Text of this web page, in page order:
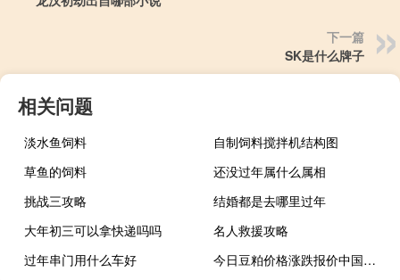
下一篇
SK是什么牌子
相关问题
淡水鱼饲料
自制饲料搅拌机结构图
草鱼的饲料
还没过年属什么属相
挑战三攻略
结婚都是去哪里过年
大年初三可以拿快递吗吗
名人救援攻略
过年串门用什么车好
今日豆粕价格涨跌报价中国饲料行业